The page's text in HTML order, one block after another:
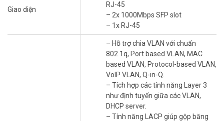
về chi phí (tốn tiền nhưng không dùng hết các cổng), gây lãng phí;
nhưng nếu không dùng thì sẽ không đảm bảo yêu cầu tính năng,
hiệu năng, độ an toàn mạng, … Bạn không thể vừa đảm bảo tính
năng vừa tiết kiệm chi phí. Thì giờ đây với VigorSwitch G2100, bạn
đã có thể giải quyết nhu cầu đó dễ dàng.
DrayTek VigorSwitch G2100 được tích hợp những tính năng bảo
mật như VLAN, Port Isolation, Storm Control, DoS Defense. Khi
khách truy cập Internet, những tính năng này giúp ngăn chặn truy
cập của khách vào các nguồn tài nguyên và bảo vệ mạng khỏi các
Giao diện
RJ-45
– 2x 1000Mbps SFP slot
– 1x RJ-45
– Hỗ trợ chia VLAN với chuẩn
802.1q, Port based VLAN, MAC
based VLAN, Protocol-based VLAN,
VoIP VLAN, Q-in-Q.
– Tích hợp các tính năng Layer 3
như định tuyến giữa các VLAN,
DHCP server.
– Tính năng LACP giúp gộp băng